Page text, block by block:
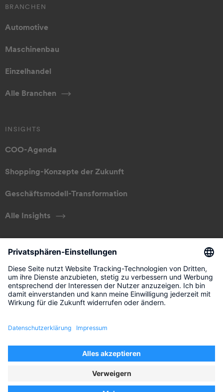
BRANCHEN
Automotive
Maschinenbau
Einzelhandel
Alle Branchen
INSIGHTS
COO-Agenda
Shopping-Konzepte der Zukunft
Geschäftsmodell-Transformation
Alle Insights
ÜBER UNS
Unser Ansatz
Management
ImpressumRechtliche HinweiseDatenschutz
Privatsphären-Einstellungen